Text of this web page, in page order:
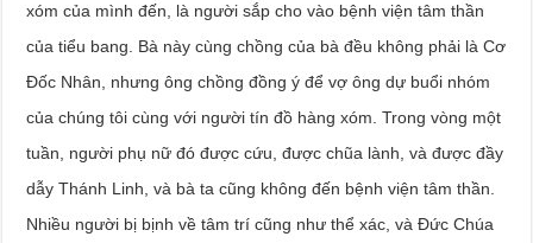
xóm của mình đến, là người sắp cho vào bệnh viện tâm thần
của tiểu bang. Bà này cùng chồng của bà đều không phải là Cơ
Đốc Nhân, nhưng ông chồng đồng ý để vợ ông dự buổi nhóm
của chúng tôi cùng với người tín đồ hàng xóm. Trong vòng một
tuần, người phụ nữ đó được cứu, được chũa lành, và được đầy
dẫy Thánh Linh, và bà ta cũng không đến bệnh viện tâm thần.
Nhiều người bị bịnh về tâm trí cũng như thể xác, và Đức Chúa